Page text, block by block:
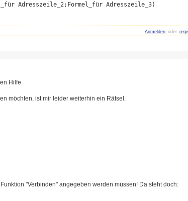
Adresszeile_2;Formel_für Adresszeile_3)
Anmelden oder
Hilfe.
möchten, ist mir leider weiterhin ein Rätsel.
"Verbinden" angegeben werden müssen! Da steht doch: